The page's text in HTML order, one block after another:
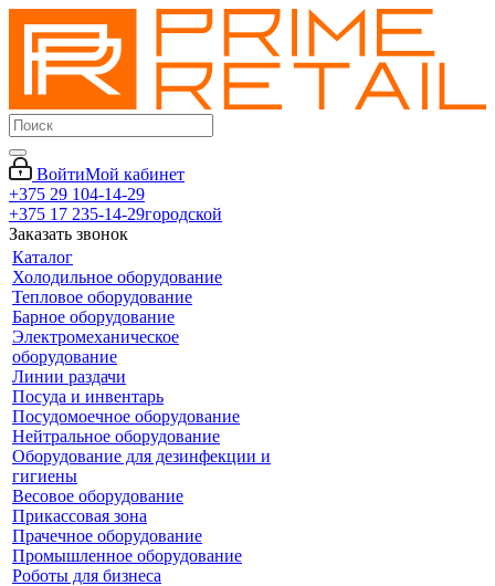
ВойтиМой кабинет
+375 29 104-14-29
+375 17 235-14-29городской
Заказать звонок
Каталог
Холодильное оборудование
Тепловое оборудование
Барное оборудование
Электромеханическое
оборудование
Линии раздачи
Посуда и инвентарь
Посудомоечное оборудование
Нейтральное оборудование
Оборудование для дезинфекции и
гигиены
Весовое оборудование
Прикассовая зона
Прачечное оборудование
Промышленное оборудование
Роботы для бизнеса